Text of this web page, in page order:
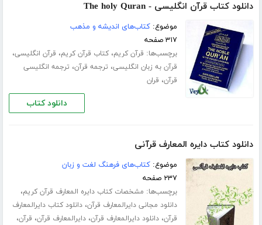
دانلود کتاب قرآن انگلیسی - The holy Quran
موضوع:کتاب‌های اندیشه و مذهب
۳۱۷ صفحه
برچسب‌ها: قرآن کریم،کتاب قرآن کریم، قرآن انگلیسی،
قرآن به زبان انگلیسی، ترجمه قرآن، ترجمه انگلیسی
قرآن، قران
دانلود کتاب
دانلود کتاب دایره المعارف قرآنی
موضوع:کتاب‌های فرهنگ لغت و زبان
۲۳۷ صفحه
برچسب‌ها: مشخصات کتاب دایره المعارف قرآن کریم،
دانلود مجانی دایرالمعارف قرآن،دانلود کتاب دایرالمعارف
قرآن،دانلود دایرالمعارف قرآن،دایرالمعارف قرآن، قرآن،